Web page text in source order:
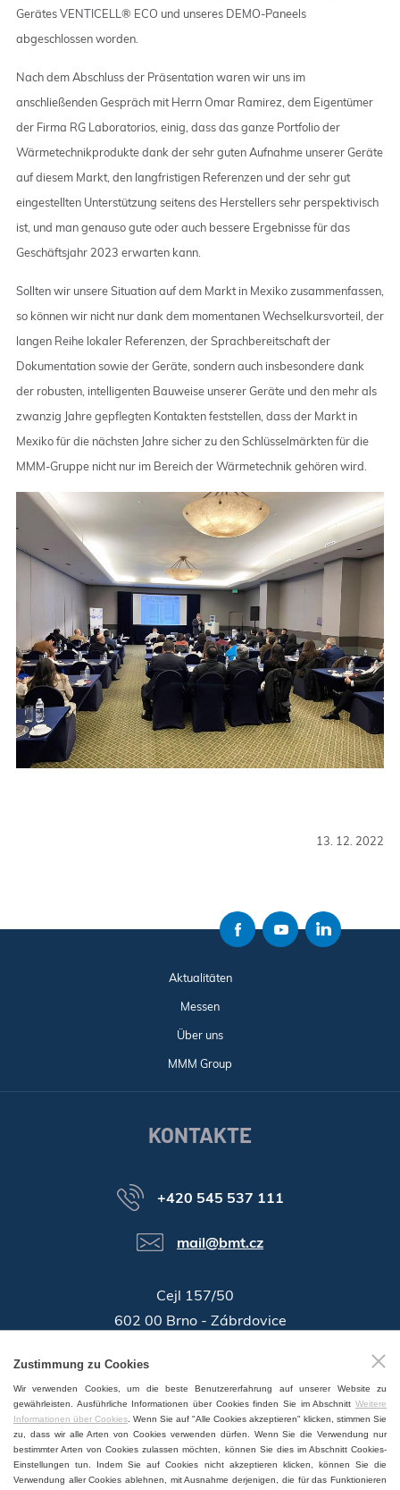
Gerätes VENTICELL® ECO und unseres DEMO-Paneels
abgeschlossen worden.
Nach dem Abschluss der Präsentation waren wir uns im
anschließenden Gespräch mit Herrn Omar Ramirez, dem Eigentümer
der Firma RG Laboratorios, einig, dass das ganze Portfolio der
Wärmetechnikprodukte dank der sehr guten Aufnahme unserer Geräte
auf diesem Markt, den langfristigen Referenzen und der sehr gut
eingestellten Unterstützung seitens des Herstellers sehr perspektivisch
ist, und man genauso gute oder auch bessere Ergebnisse für das
Geschäftsjahr 2023 erwarten kann.
Sollten wir unsere Situation auf dem Markt in Mexiko zusammenfassen,
so können wir nicht nur dank dem momentanen Wechselkursvorteil, der
langen Reihe lokaler Referenzen, der Sprachbereitschaft der
Dokumentation sowie der Geräte, sondern auch insbesondere dank
der robusten, intelligenten Bauweise unserer Geräte und den mehr als
zwanzig Jahre gepflegten Kontakten feststellen, dass der Markt in
Mexiko für die nächsten Jahre sicher zu den Schlüsselmärkten für die
MMM-Gruppe nicht nur im Bereich der Wärmetechnik gehören wird.
13. 12. 2022
Aktualitäten
Messen
Über uns
MMM Group
KONTAKTE
+420 545 537 111
mail@bmt.cz
Cejl 157/50
602 00 Brno - Zábrdovice
Identifikationsnummer:
GPS: 49°11'55.196"N, 16°37'19.559"E
Zustimmung zu Cookies
Wir verwenden Cookies, um die beste Benutzererfahrung auf unserer Website zu
gewährleisten. Ausführliche Informationen über Cookies finden Sie im Abschnitt Weitere
Informationen über Cookies . Wenn Sie auf "Alle Cookies akzeptieren" klicken, stimmen Sie
zu, dass wir alle Arten von Cookies verwenden dürfen. Wenn Sie die Verwendung nur
bestimmter Arten von Cookies zulassen möchten, können Sie dies im Abschnitt Cookies-
Einstellungen tun. Indem Sie auf Cookies nicht akzeptieren klicken, können Sie die
Verwendung aller Cookies ablehnen, mit Ausnahme derjenigen, die für das Funktionieren